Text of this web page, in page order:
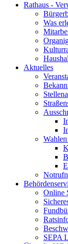
Rathaus -
Was
Aktuelles
Online
SEPA